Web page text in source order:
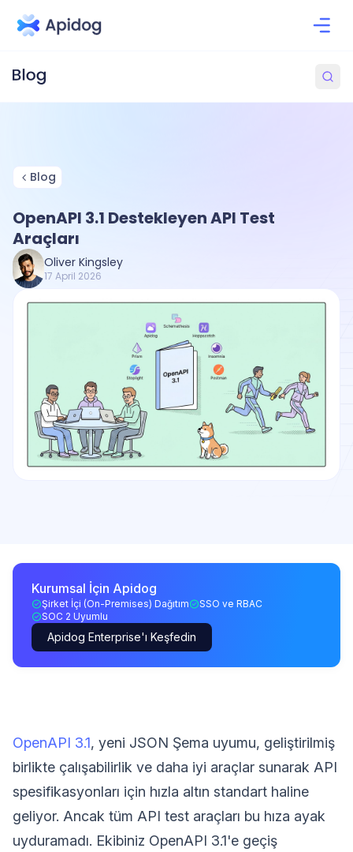
Blog
OpenAPI 3.1 Destekleyen API Test
Araçları
Oliver Kingsley
17 April 2026
Kurumsal İçin Apidog
Şirket İçi (On-Premises) Dağıtım
SSO ve RBAC
SOC 2 Uyumlu
Apidog Enterprise'ı Keşfedin
OpenAPI 3.1, yeni JSON Şema uyumu, geliştirilmiş
birlikte çalışabilirlik ve daha iyi araçlar sunarak API
spesifikasyonları için hızla altın standart haline
geliyor. Ancak tüm API test araçları bu hıza ayak
uyduramadı. Ekibiniz OpenAPI 3.1'e geçiş